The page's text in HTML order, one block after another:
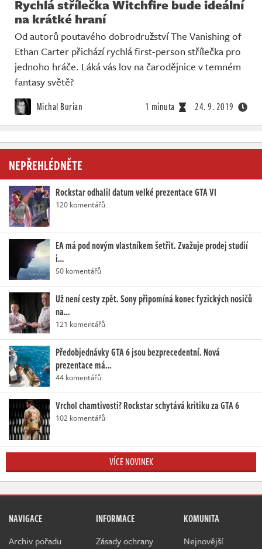
Rychlá střílečka Witchfire bude ideální
na krátké hraní
Od autorů poutavého dobrodružství The Vanishing of
Ethan Carter přichází rychlá first-person střílečka pro
jednoho hráče. Láká vás lov na čarodějnice v temném
fantasy světě?
Michal Burian 1 minuta 24. 9. 2019
NEPŘEHLÉDNĚTE
Rockstar odhalil datum velké prezentace GTA VI
120 komentářů
EA má pod novým vlastníkem šetřit. Zvažuje prodej studií
i…
50 komentářů
Už není cesty zpět. Sony připomíná konec fyzických nosičů
na…
121 komentářů
Předobjednávky GTA 6 jsou bezprecedentní. Nová
prezentace má…
44 komentářů
Vrchol chamtivosti? Rockstar schytává kritiku za GTA 6
102 komentářů
VÍCE NOVINEK
NAVIGACE
Archiv pořadu
INFORMACE
Zásady ochrany
KOMUNITA
Nejnovější